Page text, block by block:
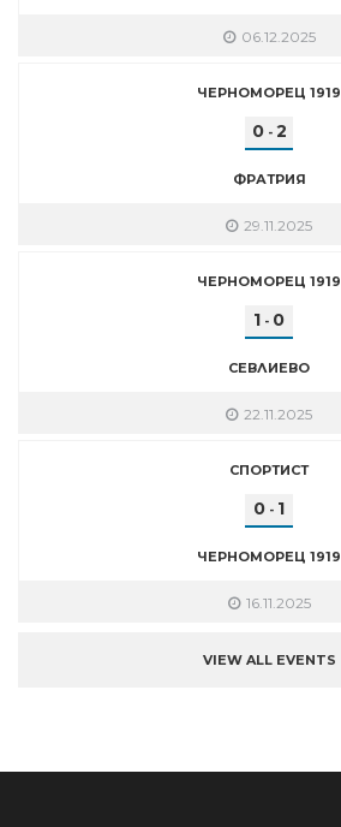
06.12.2025
ЧЕРНОМОРЕЦ 1919
0- 2
ФРАТРИЯ
29.11.2025
ЧЕРНОМОРЕЦ 1919
1 - 0
СЕВЛИЕВО
22.11.2025
СПОРТИСТ
0 - 1
ЧЕРНОМОРЕЦ 1919
16.11.2025
VIEW ALL EVENTS